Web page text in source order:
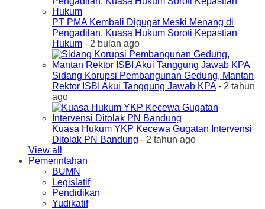
PT PMA Kembali Digugat Meski Menang di
Pengadilan, Kuasa Hukum Soroti Kepastian
Hukum - 2 bulan ago
Sidang Korupsi Pembangunan Gedung, Mantan
Rektor ISBI Akui Tanggung Jawab KPA- 2 tahun
ago
Kuasa Hukum YKP Kecewa Gugatan Intervensi
Ditolak PN Bandung - 2 tahun ago
View all
Pemerintahan
BUMN
Legislatif
Pendidikan
Yudikatif